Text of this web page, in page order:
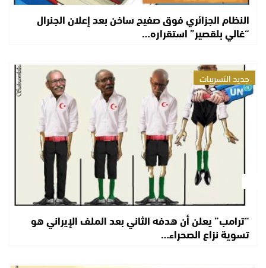
النظام الجزائري فوق صفيح ساخن بعد إعلان الجنرال
“غالي بلقصير” استقراره…
جديد التسريبات
“ترامب” يعلن أن هدفه الثاني بعد الملف الإيراني هو
تسوية نزاع الصحراء…